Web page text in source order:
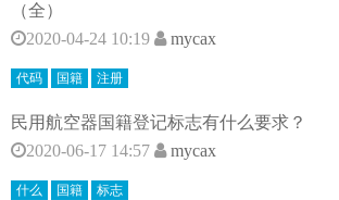
（全）
2020-04-24 10:19
mycax
代码 国籍 注册
民用航空器国籍登记标志有什么要求？
2020-06-17 14:57
mycax
什么 国籍 标志